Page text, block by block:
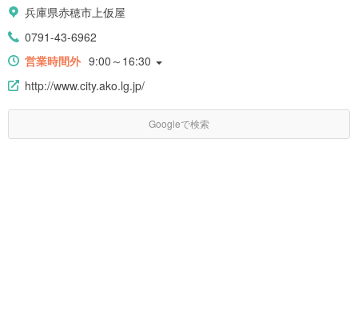
兵庫県赤穂市上仮屋
0791-43-6962
営業時間外 9:00～16:30
http://www.city.ako.lg.jp/
Googleで検索